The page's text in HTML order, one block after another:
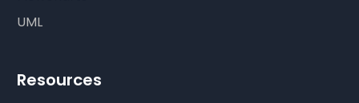
UML
Resources